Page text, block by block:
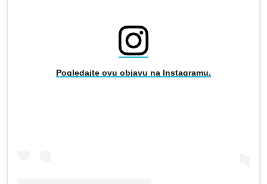
Pogledajte ovu objavu na Instagramu.